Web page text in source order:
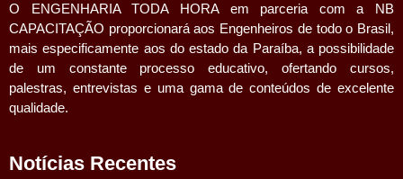
O ENGENHARIA TODA HORA em parceria com a NB
CAPACITAÇÃO proporcionará aos Engenheiros de todo o Brasil,
mais especificamente aos do estado da Paraíba, a possibilidade
de um constante processo educativo, ofertando cursos,
palestras, entrevistas e uma gama de conteúdos de excelente
qualidade.
Notícias Recentes